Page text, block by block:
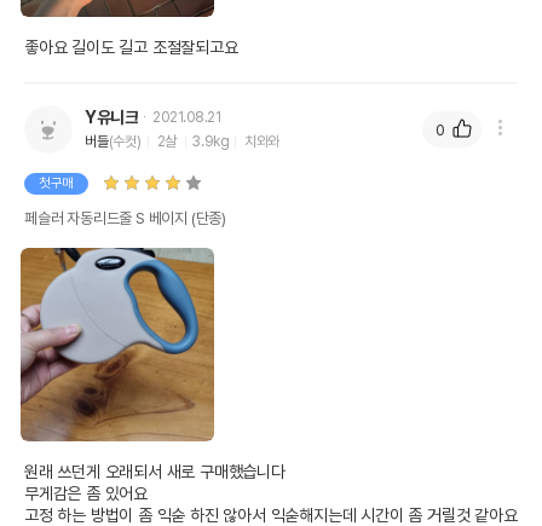
좋아요 길이도 길고 조절잘되고요
Y유니크
2021.08.21
버들(수컷) 2살 3.9kg 치와와
첫구매
페슬러 자동리드줄 S 베이지 (단종)
원래 쓰던게 오래되서 새로 구매했습니다
무게감은 좀 있어요
고정 하는 방법이 좀 익숟 하진 않아서 익숟해지는데 시간이 좀 거릴것 같아요
0